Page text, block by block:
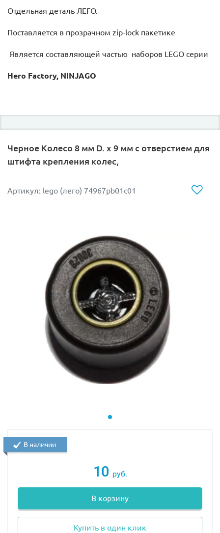
Отдельная деталь ЛЕГО.
Поставляется в прозрачном zip-lock пакетике
Является составляющей частью наборов LEGO серии
Hero Factory, NINJAGO
Черное Колесо 8 мм D. x 9 мм с отверстием для
штифта крепления колес,
Артикул: lego (лего) 74967pb01c01
10 руб.
В корзину
Купить в один клик
В наличии